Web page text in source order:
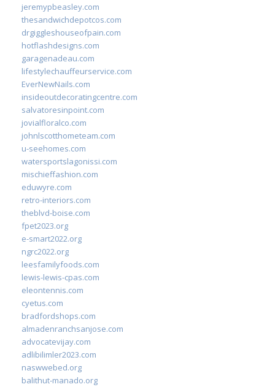
jeremypbeasley.com
thesandwichdepotcos.com
drgiggleshouseofpain.com
hotflashdesigns.com
garagenadeau.com
lifestylechauffeurservice.com
EverNewNails.com
insideoutdecoratingcentre.com
salvatoresinpoint.com
jovialfloralco.com
johnlscotthometeam.com
u-seehomes.com
watersportslagonissi.com
mischieffashion.com
eduwyre.com
retro-interiors.com
theblvd-boise.com
fpet2023.org
e-smart2022.org
ngrc2022.org
leesfamilyfoods.com
lewis-lewis-cpas.com
eleontennis.com
cyetus.com
bradfordshops.com
almadenranchsanjose.com
advocatevijay.com
adlibilimler2023.com
naswwebed.org
balithut-manado.org